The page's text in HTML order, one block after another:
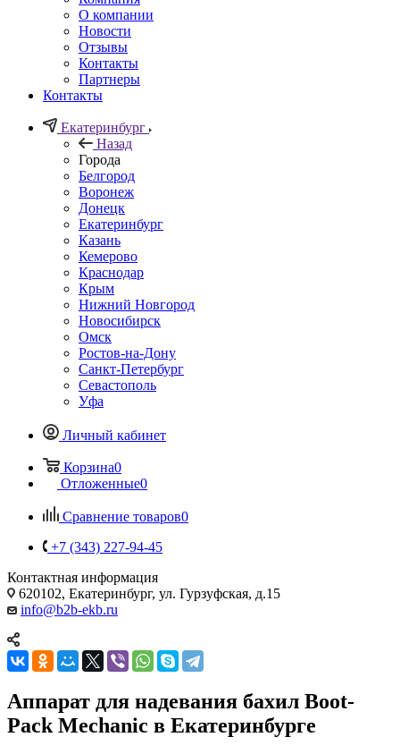
О компании
Новости
Отзывы
Контакты
Партнеры
Контакты
Екатеринбург
Назад
Города
Белгород
Воронеж
Донецк
Екатеринбург
Казань
Кемерово
Краснодар
Крым
Нижний Новгород
Новосибирск
Омск
Ростов-на-Дону
Санкт-Петербург
Севастополь
Уфа
Личный кабинет
Корзина0
Отложенные0
Сравнение товаров0
+7 (343) 227-94-45
Контактная информация
620102, Екатеринбург, ул. Гурзуфская, д.15
info@b2b-ekb.ru
Аппарат для надевания бахил Boot-
Pack Mechanic в Екатеринбурге